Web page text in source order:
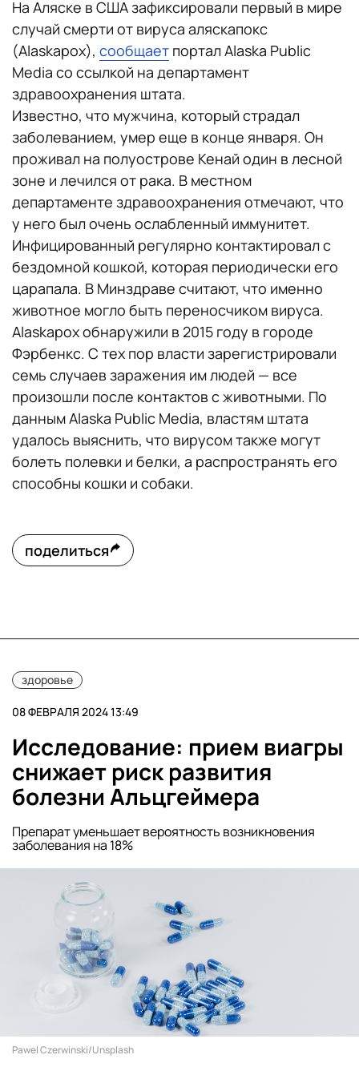
На Аляске в США зафиксировали первый в мире
случай смерти от вируса аляскапокс
(Alaskapox), сообщает портал Alaska Public
Media со ссылкой на департамент
здравоохранения штата.
Известно, что мужчина, который страдал
заболеванием, умер еще в конце января. Он
проживал на полуострове Кенай один в лесной
зоне и лечился от рака. В местном
департаменте здравоохранения отмечают, что
у него был очень ослабленный иммунитет.
Инфицированный регулярно контактировал с
бездомной кошкой, которая периодически его
царапала. В Минздраве считают, что именно
животное могло быть переносчиком вируса.
Alaskapox обнаружили в 2015 году в городе
Фэрбенкс. С тех пор власти зарегистрировали
семь случаев заражения им людей — все
произошли после контактов с животными. По
данным Alaska Public Media, властям штата
удалось выяснить, что вирусом также могут
болеть полевки и белки, а распространять его
способны кошки и собаки.
поделиться
здоровье
08 ФЕВРАЛЯ 2024 13:49
Исследование: прием виагры
снижает риск развития
болезни Альцгеймера
Препарат уменьшает вероятность возникновения
заболевания на 18%
Pawel Czerwinski/Unsplash